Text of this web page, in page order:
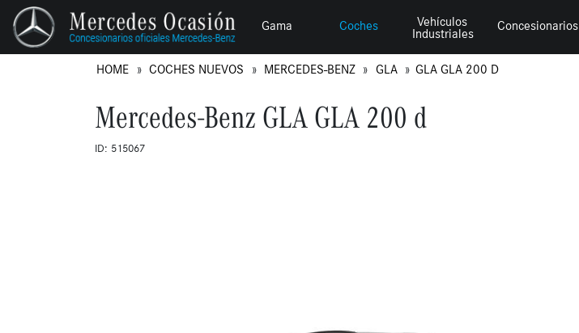
Gama Coches Vehículos
Industriales
Concesionarios
HOME COCHES NUEVOS MERCEDES-BENZ GLA GLA GLA 200 D
Mercedes-Benz GLA GLA 200 d
ID: 515067